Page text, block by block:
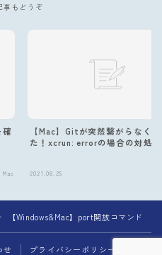
事もどうぞ
確
Mac
【Mac】Gitが突然繋がらなく
た！xcrun: errorの場合の対処法
2021.08.25
【Windows&Mac】port開放コマンド
せ プライバシーポリシー